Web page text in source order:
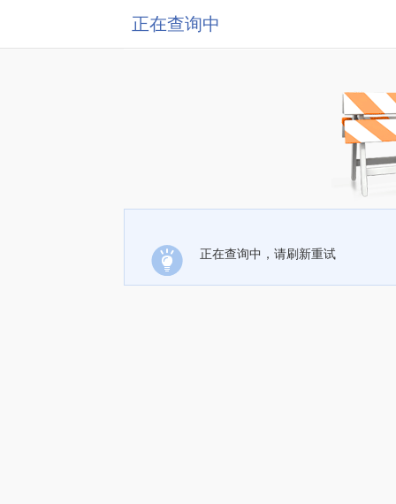
正在查询中
正在查询中，请刷新重试